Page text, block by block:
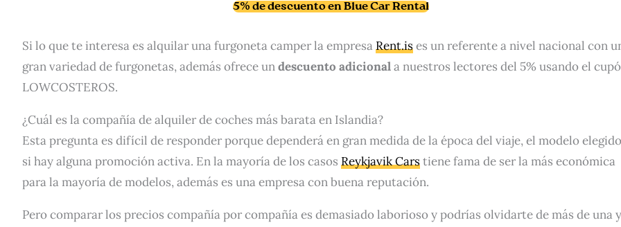
5% de descuento en Blue Car Rental
Si lo que te interesa es alquilar una furgoneta camper la empresaRent.ises un referente a nivel nacional con
gran variedad de furgonetas, además ofrece undescuento adicionala nuestros lectores del 5% usando el
LOWCOSTEROS.
¿Cuál es la compañía de alquiler de coches más barata en Islandia?
Esta pregunta es difícil de responder porque dependerá en gran medida de la época del viaje, el modelo
si hay alguna promoción activa. En la mayoría de los casos Reykjavik Carstiene fama de ser la más económica
para la mayoría de modelos, además es una empresa con buena reputación.
Pero comparar los precios compañía por compañía es demasiado laborioso y podrías olvidarte de más de una